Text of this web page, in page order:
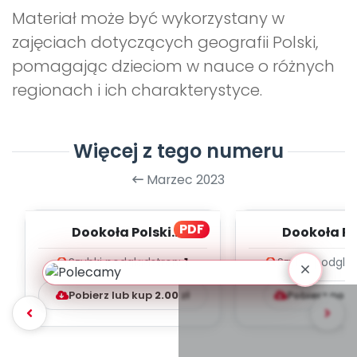
Materiał może być wykorzystany w
zajęciach dotyczących geografii Polski,
pomagając dzieciom w nauce o różnych
regionach i ich charakterystyce.
Więcej z tego numeru
Marzec 2023
PDF
Dookoła Polski.
Województwa
dolnośląskie i
pomorskie, c...
Szybki podglądstron:1
Pobierz lub kup2.00 zł
Dookoła
Szybki
Pobierz